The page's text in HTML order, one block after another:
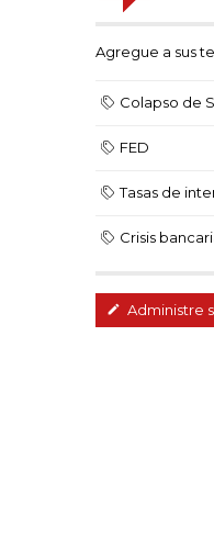
Agregue a sus
Colapso de
FED
Tasas de
Crisis
Administre